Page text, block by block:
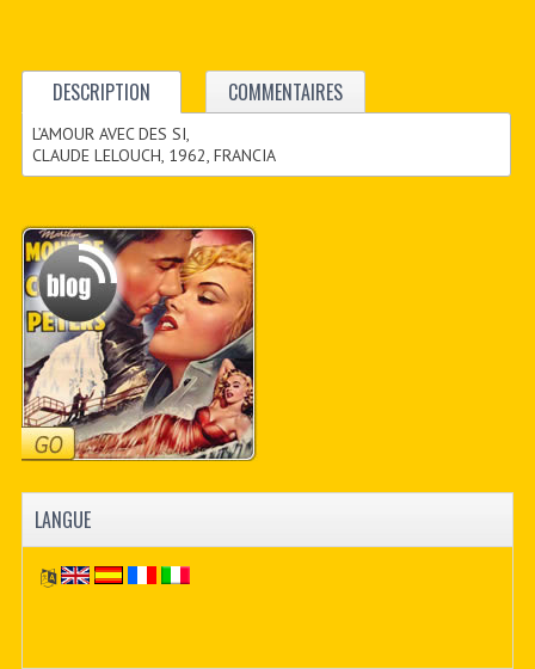
DESCRIPTION COMMENTAIRES
L’AMOUR AVEC DES SI,
CLAUDE LELOUCH, 1962, FRANCIA
LANGUE